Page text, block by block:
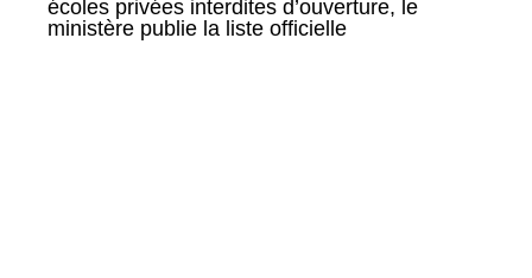
écoles privées interdites d’ouverture, le
ministère publie la liste officielle